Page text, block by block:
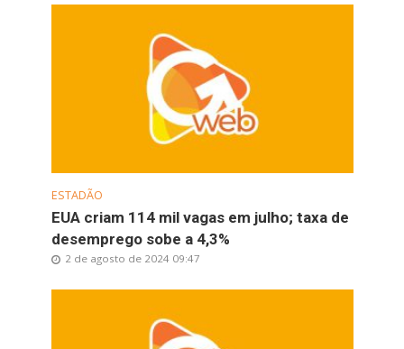
ESTADÃO
EUA criam 114 mil vagas em julho; taxa de
desemprego sobe a 4,3%
2 de agosto de 2024 09:47